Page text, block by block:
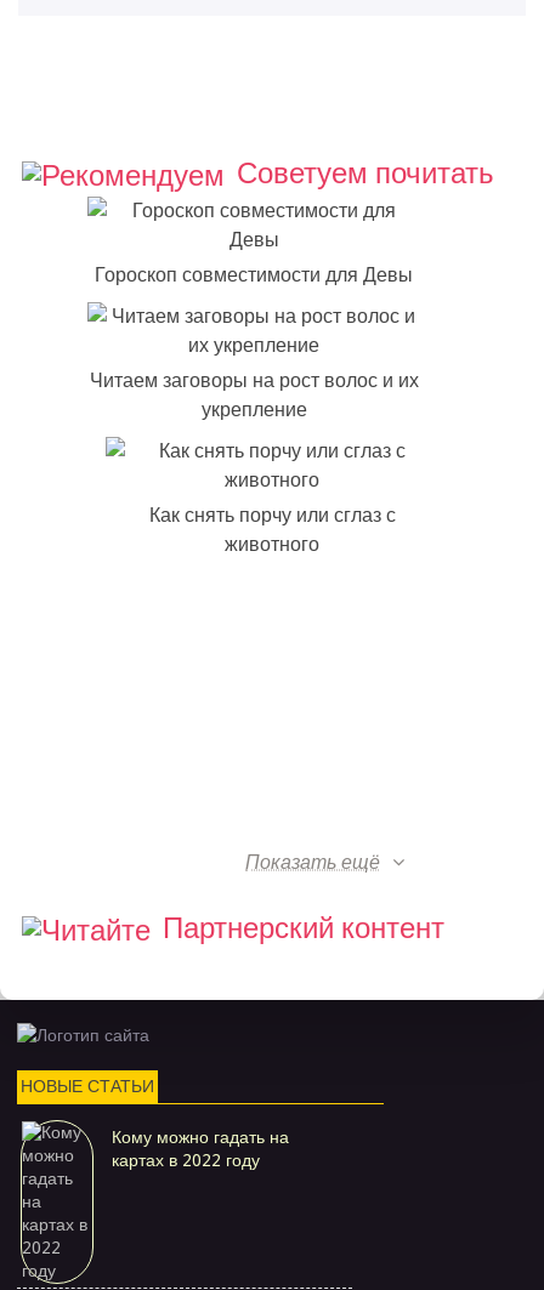
Советуем почитать
Гороскоп совместимости для Девы
Читаем заговоры на рост волос и их
укрепление
Как снять порчу или сглаз с
животного
Показать ещё
Партнерский контент
НОВЫЕ СТАТЬИ
Кому можно гадать на
картах в 2022 году